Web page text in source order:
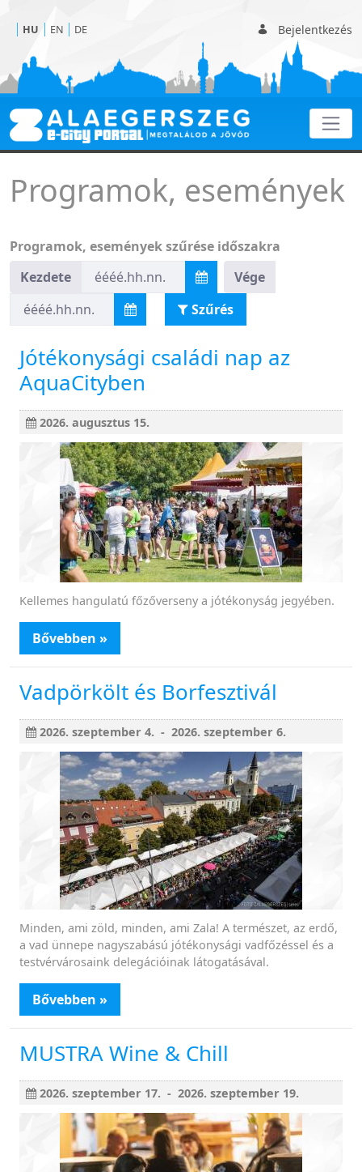
Bejelentkezés
HU EN DE
Programok
Programok, események
Programok, események szűrése időszakra
Kezdete
Vége
Szűrés
Jótékonysági családi nap az
AquaCityben
2026. augusztus 15.
Kellemes hangulatú főzőverseny a jótékonyság jegyében.
Bővebben »
Vadpörkölt és Borfesztivál
2026. szeptember 4. - 2026. szeptember 6.
Minden, ami zöld, minden, ami Zala! A természet, az erdő,
a vad ünnepe nagyszabású jótékonysági vadfőzéssel és a
testvérvárosaink delegációinak látogatásával.
Bővebben »
MUSTRA Wine & Chill
2026. szeptember 17. - 2026. szeptember 19.